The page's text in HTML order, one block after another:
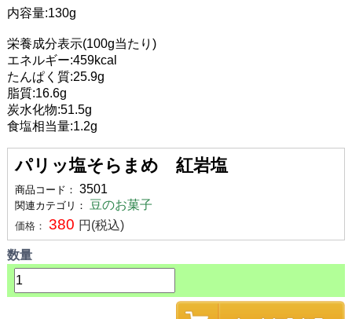
内容量:130g
栄養成分表示(100g当たり)
エネルギー:459kcal
たんぱく質:25.9g
脂質:16.6g
炭水化物:51.5g
食塩相当量:1.2g
パリッ塩そらまめ 紅岩塩
商品コード： 3501
関連カテゴリ： 豆のお菓子
価格： 380 円(税込)
数量